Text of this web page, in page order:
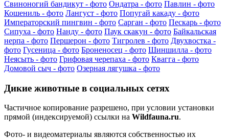
Свиноногий бандикут - фото Ондатра - фото Павлин - фото
Кошениль - фото Лангуст - фото Попугай какаду - фото
Императорский пингвин - фото Сарган - фото Пескарь - фото
Сипуха - фото Нанду - фото Паук скакун - фото Байкальская
нерпа - фото Першерон - фото Тигролев - фото Двухвостка -
фото Гусеница - фото Броненосец - фото Шиншилла - фото
Неясыть - фото Грифовая черепаха - фото Квагга - фото
Домовой сыч - фото Озерная лягушка - фото
Дикие животные в социальных сетях
Частичное копирование разрешено, при условии установки
прямой (индексируемой) ссылки на Wildfauna.ru.
Фото- и видеоматериалы являются собственностью их